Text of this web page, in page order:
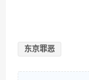
东京罪恶